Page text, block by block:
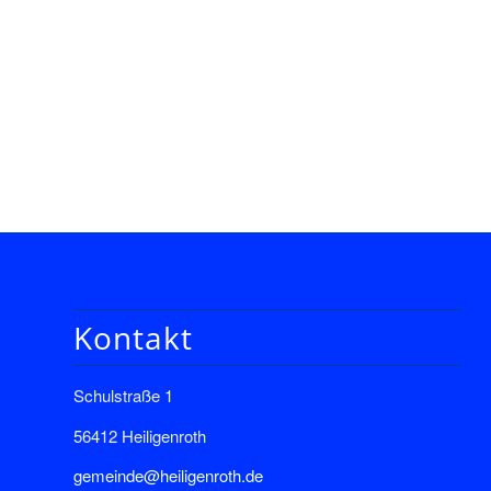
Kontakt
Schulstraße 1
56412 Heiligenroth
gemeinde@heiligenroth.de